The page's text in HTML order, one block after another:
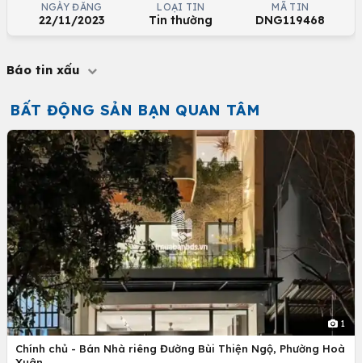
NGÀY ĐĂNG
22/11/2023
LOẠI TIN
Tin thường
MÃ TIN
DNG119468
Báo tin xấu
BẤT ĐỘNG SẢN BẠN QUAN TÂM
1
Chính chủ - Bán Nhà riêng Đường Bùi Thiện Ngộ, Phường Hoà